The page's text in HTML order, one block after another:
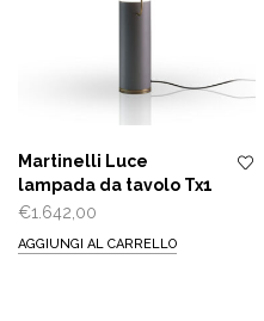
Martinelli Luce
lampada da tavolo Tx1
€1.642,00
AGGIUNGI AL CARRELLO